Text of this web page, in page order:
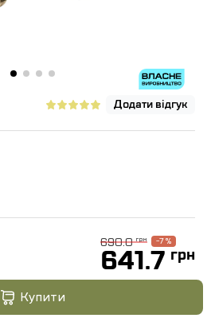
Додати відгук
690.0грн -7 %
641.7 грн
Купити